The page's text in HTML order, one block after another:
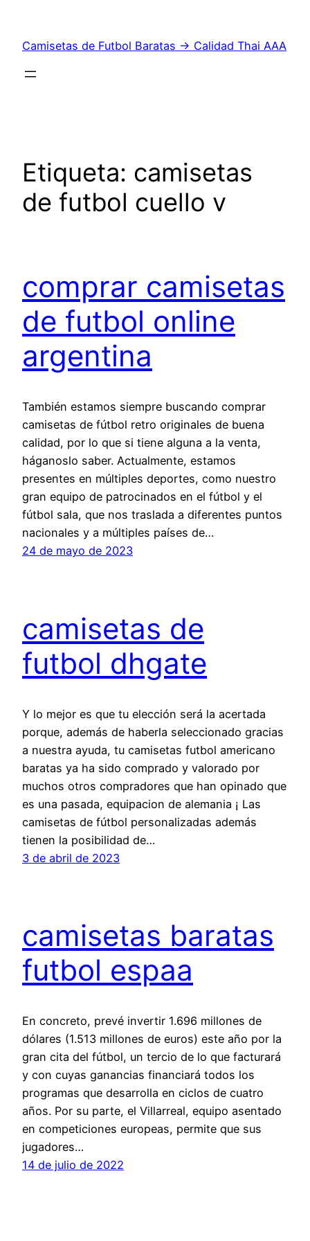
contenido
Camisetas de Futbol Baratas → Calidad Thai AAA
Etiqueta: camisetas
de futbol cuello v
comprar camisetas
de futbol online
argentina
También estamos siempre buscando comprar
camisetas de fútbol retro originales de buena
calidad, por lo que si tiene alguna a la venta,
háganoslo saber. Actualmente, estamos
presentes en múltiples deportes, como nuestro
gran equipo de patrocinados en el fútbol y el
fútbol sala, que nos traslada a diferentes puntos
nacionales y a múltiples países de…
24 de mayo de 2023
camisetas de
futbol dhgate
Y lo mejor es que tu elección será la acertada
porque, además de haberla seleccionado gracias
a nuestra ayuda, tu camisetas futbol americano
baratas ya ha sido comprado y valorado por
muchos otros compradores que han opinado que
es una pasada, equipacion de alemania ¡ Las
camisetas de fútbol personalizadas además
tienen la posibilidad de…
3 de abril de 2023
camisetas baratas
futbol espaa
En concreto, prevé invertir 1.696 millones de
dólares (1.513 millones de euros) este año por la
gran cita del fútbol, un tercio de lo que facturará
y con cuyas ganancias financiará todos los
programas que desarrolla en ciclos de cuatro
años. Por su parte, el Villarreal, equipo asentado
en competiciones europeas, permite que sus
jugadores…
14 de julio de 2022